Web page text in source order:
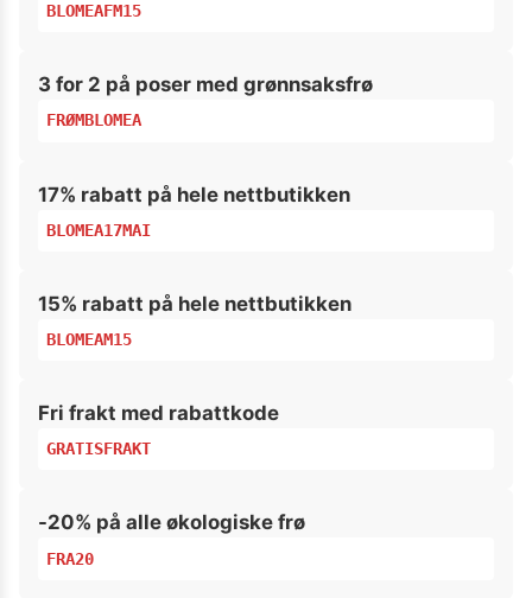
BLOMEAFM15
3 for 2 på poser med grønnsaksfrø
FRØMBLOMEA
17% rabatt på hele nettbutikken
BLOMEA17MAI
15% rabatt på hele nettbutikken
BLOMEAM15
Fri frakt med rabattkode
GRATISFRAKT
-20% på alle økologiske frø
FRA20